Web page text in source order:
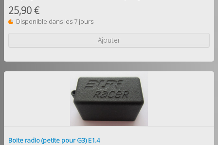
25,90 €
Disponible dans les 7 jours
Ajouter
Boite radio (petite pour G3) E1.4